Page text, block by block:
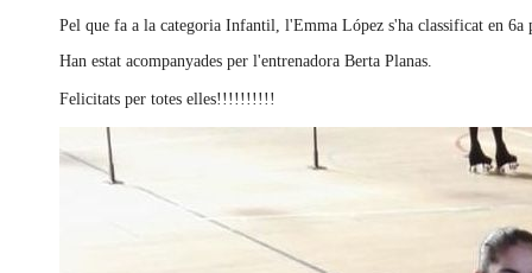
Pel que fa a la categoria Infantil, l'Emma López s'ha classificat en 6a
Han estat acompanyades per l'entrenadora Berta Planas.
Felicitats per totes elles!!!!!!!!!!